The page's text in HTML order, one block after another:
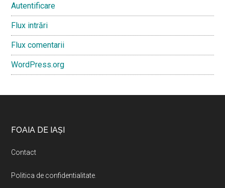
Autentificare
Flux intrări
Flux comentarii
WordPress.org
Footer
FOAIA DE IAȘI
Contact
Politica de confidentialitate